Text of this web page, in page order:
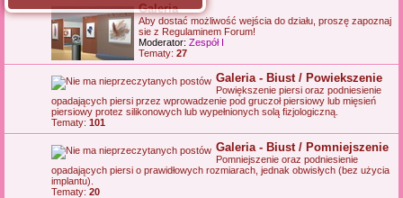
Galeria
Aby dostać możliwość wejścia do działu, proszę zapoznaj
sie z Regulaminem Forum!
Moderator: Zespół I
Tematy: 27
Galeria - Biust / Powiekszenie
Powiększenie piersi oraz podniesienie
opadających piersi przez wprowadzenie pod gruczoł piersiowy lub mięsień
piersiowy protez silikonowych lub wypełnionych solą fizjologiczną.
Tematy: 101
Galeria - Biust / Pomniejszenie
Pomniejszenie oraz podniesienie
opadających piersi o prawidłowych rozmiarach, jednak obwisłych (bez użycia
implantu).
Tematy: 20